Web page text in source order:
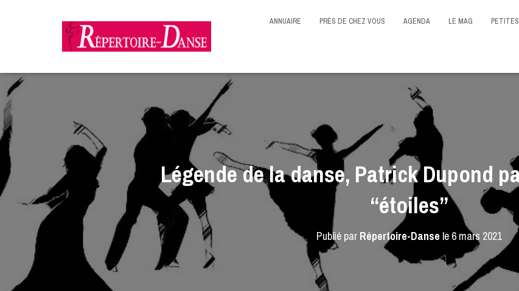
ANNUAIRE PRÈS DE CHEZ VOUS AGENDA LE MAG
Légende de la danse, Patrick Dupond
“étoiles”
Publié par Répertoire-Danse le 6 mars 2021